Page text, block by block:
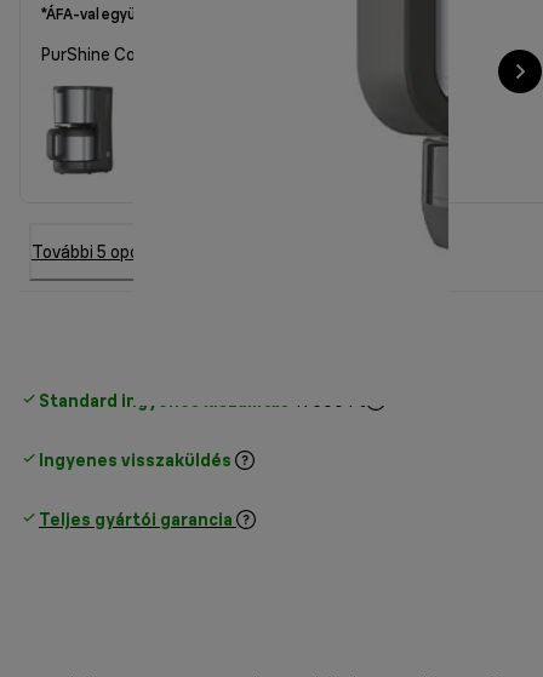
*ÁFA-val együtt
PurShine Coffee maker KF 1505 Grey
További 5 opció
Standard ingyenes kiszállítás 17500 Ft
Ingyenes visszaküldés
Teljes gyártói garancia